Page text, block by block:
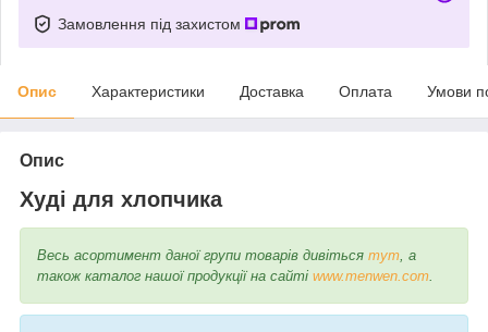
Замовлення під захистом
Опис Характеристики Доставка Оплата Умови
Опис
Худі для хлопчика
Весь асортимент даної групи товарів дивіться тут, а
також каталог нашої продукції на сайті www.menwen.com.